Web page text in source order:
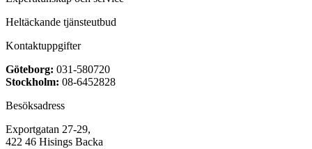
Heltäckande tjänsteutbud
Kontaktuppgifter
Göteborg: 031-580720
Stockholm: 08-6452828
Besöksadress
Exportgatan 27-29,
422 46 Hisings Backa